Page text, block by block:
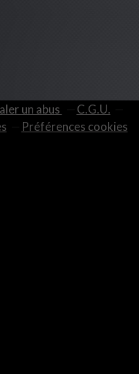
un abus
C.G.U.
Préférences cookies